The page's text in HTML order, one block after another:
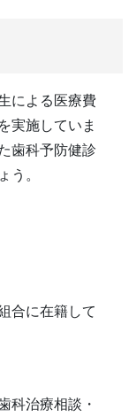
による医療費
実施していま
歯科予防健診
。
合に在籍して
科治療相談・